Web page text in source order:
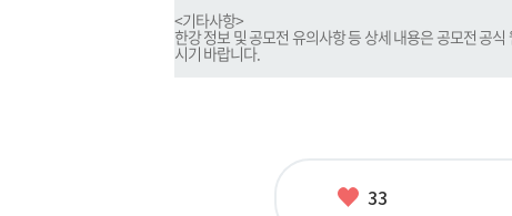
<기타사항>
한강 정보 및 공모전 유의사항 등 상세 내용은 공모전 공식
시기 바랍니다.
좋
33